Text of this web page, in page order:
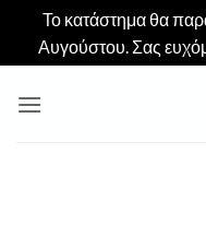
Το κατάστημα θα
Αυγούστου. Σας
στο